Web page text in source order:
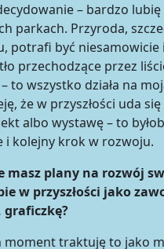
– bardzo
parkach. Przyroda,
potrafi być niesamowicie
przechodzące przez
to wszystko działa na
że w przyszłości uda
albo wystawę – to
i kolejny krok w rozwoju.
masz plany na rozwój
w przyszłości jako
moment traktuję to jako